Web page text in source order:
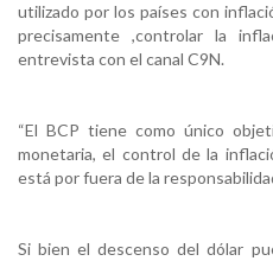
utilizado por los países con
precisamente ,controlar la
entrevista con el canal C9N.
“El BCP tiene como único
monetaria, el control de la
está por fuera de la
Si bien el descenso del dólar